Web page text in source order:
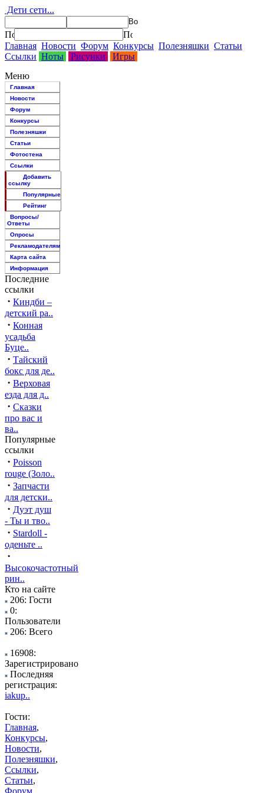
Дети сети...
Главная Новости Форум Конкурсы Полезняшки Статьи
Ссылки Ноты Рисунки
Игры
Меню
Главная
Новости
Форум
Конкурсы
Полезняшки
Статьи
Фотостена
Ссылки
Добавить
ссылку
Популярные
Рейтинг
Вопросы/
Ответы
Опросы
Рекламодателям
Карта сайта
Информация
Последние
ссылки
· Киндби –
детский ра..
· Конная
усадьба
Буце..
· Тайский
бокс для де..
· Верховая
езда для д..
· Сказки
про вас и
ва..
Популярные
ссылки
· Poisson
rouge (Золо..
· Запчасти
для детски..
· Дуэт душ
- Ты и тво..
· Stardoll -
оденьте ..
·
Высокочастотный
рин..
Кто на сайте
206: Гости
0:
Пользователи
206: Всего
16908:
Зарегистрировано
Последняя
регистрация:
iakup..
Гости:
Главная,
Конкурсы,
Новости,
Полезняшки,
Ссылки,
Статьи,
Форум